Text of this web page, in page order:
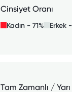
Cinsiyet Oranı
Kadın - 71% Erkek
Tam Zamanlı /